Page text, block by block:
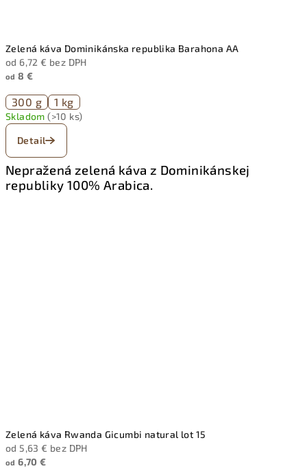
Zelená káva Dominikánska republika Barahona AA
od 6,72 € bez DPH
od 8 €
300 g 1 kg
Skladom(>10 ks)
Detail
Nepražená zelená káva z Dominikánskej
republiky 100% Arabica.
Zelená káva Rwanda Gicumbi natural lot 15
od 5,63 € bez DPH
od 6,70 €